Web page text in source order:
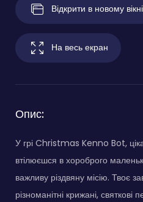
Відкрити в новому вікні
На весь екран
Опис:
У грі Christmas Kenno Bot,
втілюєшся в хороброго
важливу різдвяну місію. Твоє
різноманітні крижані, святкові